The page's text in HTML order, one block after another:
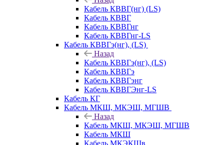
Кабель КВВГ(нг) (LS)
Кабель КВВГ
Кабель КВВГнг
Кабель КВВГнг-LS
Кабель КВВГэ(нг), (LS)
Назад
Кабель КВВГэ(нг), (LS)
Кабель КВВГэ
Кабель КВВГэнг
Кабель КВВГЭнг-LS
Кабель КГ
Кабель МКШ, МКЭШ, МГШВ
Назад
Кабель МКШ, МКЭШ, МГШВ
Кабель МКШ
Кабель МКЭКШв